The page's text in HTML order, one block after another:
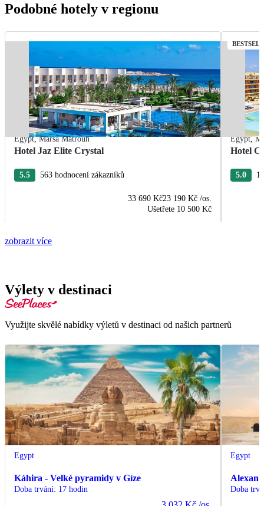
Podobné hotely v regionu
Egypt,Marsa Matrouh
Hotel Jaz Elite Crystal
5.5 563 hodnocení zákazníků
33 690 Kč23 190 Kč /os.
Ušetřete 10 500 Kč
Egypt,
Hotel
5.0
zobrazit více
Výlety v destinaci
Využijte skvělé nabídky výletů v destinaci od našich partnerů
Egypt
Káhira - Velké pyramidy v Gíze
Doba trvání: 17 hodin
Egypt
Doba